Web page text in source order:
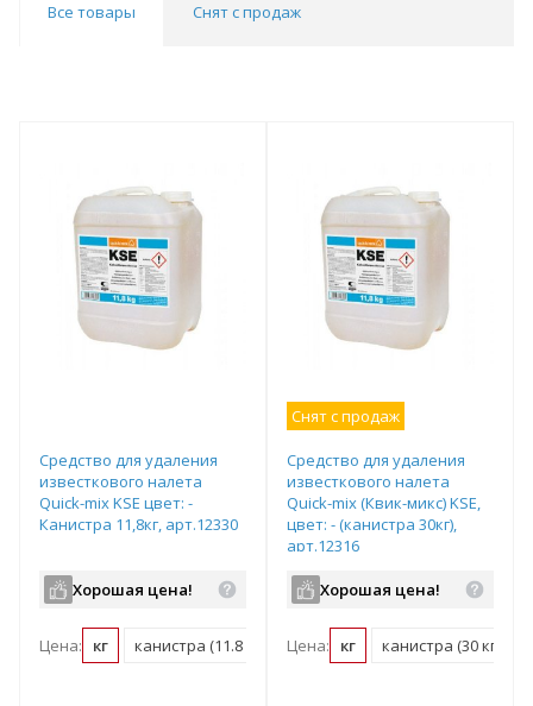
Все товары Снят с продаж
Средство для удаления
известкового налета
Quick-mix KSE цвет: -
Канистра 11,8кг, арт.12330
Хорошая цена!
Цена: кг канистра (11.8 кг)
Снят с продаж
Средство для удаления
известкового налета
Quick-mix (Квик-микс) KSE,
цвет: - (канистра 30кг),
арт.12316
Хорошая цена!
Цена: кг канистра (30 кг)